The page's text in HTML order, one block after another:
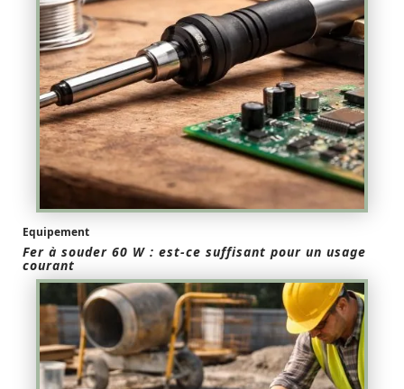
Equipement
Fer à souder 60 W : est-ce suffisant pour un usage
courant